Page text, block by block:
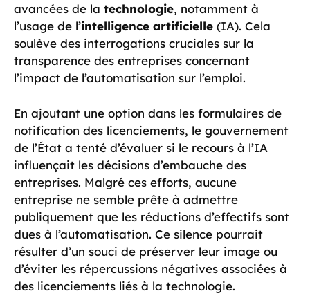
avancées de la technologie, notamment à
l’usage de l’intelligence artificielle (IA). Cela
soulève des interrogations cruciales sur la
transparence des entreprises concernant
l’impact de l’automatisation sur l’emploi.
En ajoutant une option dans les formulaires de
notification des licenciements, le gouvernement
de l’État a tenté d’évaluer si le recours à l’IA
influençait les décisions d’embauche des
entreprises. Malgré ces efforts, aucune
entreprise ne semble prête à admettre
publiquement que les réductions d’effectifs sont
dues à l’automatisation. Ce silence pourrait
résulter d’un souci de préserver leur image ou
d’éviter les répercussions négatives associées à
des licenciements liés à la technologie.